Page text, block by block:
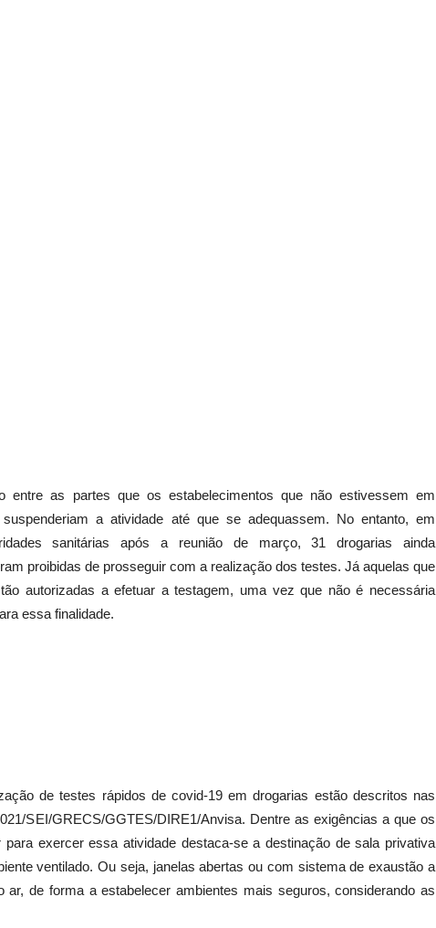
entre as partes que os estabelecimentos que não estivessem em
a atividade até que se adequassem. No entanto, em
sanitárias após a reunião de março, 31 drogarias ainda
proibidas de prosseguir com a realização dos testes. Já aquelas que
autorizadas a efetuar a testagem, uma vez que não é necessária
essa finalidade.
de testes rápidos de covid-19 em drogarias estão descritos nas
SEI/GRECS/GGTES/DIRE1/Anvisa. Dentre as exigências a que os
para exercer essa atividade destaca-se a destinação de sala privativa
ventilado. Ou seja, janelas abertas ou com sistema de exaustão a
ar, de forma a estabelecer ambientes mais seguros, considerando as